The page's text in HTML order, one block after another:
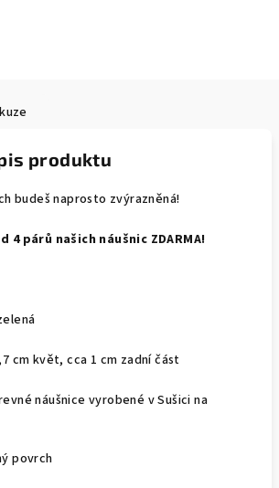
produktu
budeš naprosto zvýrazněná!
4 párů našich náušnic ZDARMA!
cm květ, cca 1 cm zadní část
náušnice vyrobené v Sušici na
povrch